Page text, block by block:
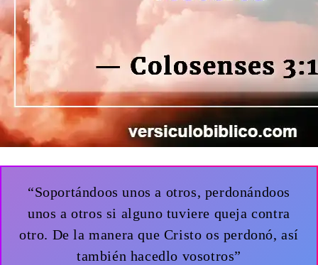
“Soportándoos unos a otros, perdonándoos
unos a otros si alguno tuviere queja contra
otro. De la manera que Cristo os perdonó, así
también hacedlo vosotros”